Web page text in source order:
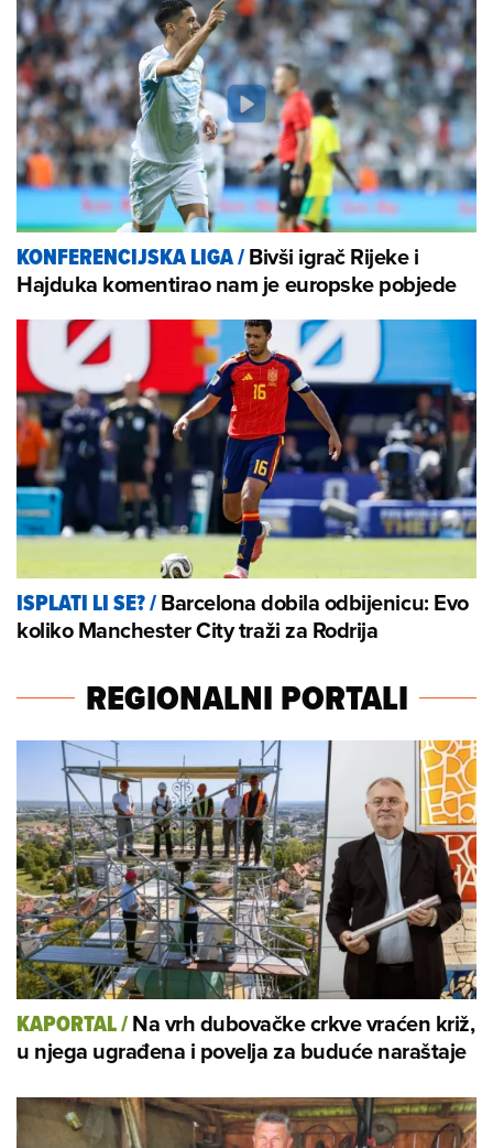
KONFERENCIJSKA LIGA/Bivši igrač Rijeke i
Hajduka komentirao nam je europske pobjede
ISPLATI LI SE?/Barcelona dobila odbijenicu: Evo
koliko Manchester City traži za Rodrija
REGIONALNI PORTALI
KAPORTAL/Na vrh dubovačke crkve vraćen križ,
u njega ugrađena i povelja za buduće naraštaje